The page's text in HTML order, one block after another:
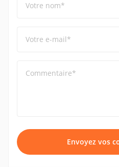
Votre nom*
Votre e-mail*
Commentaire*
Envoyez vos